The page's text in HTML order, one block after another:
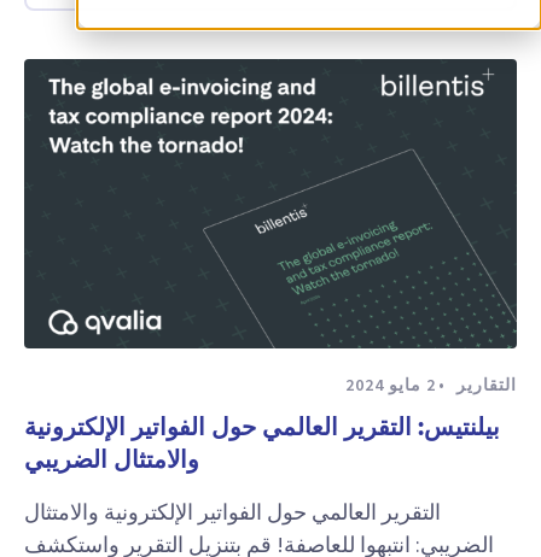
التقارير 2 مايو 2024
بيلنتيس: التقرير العالمي حول الفواتير الإلكترونية
والامتثال الضريبي
التقرير العالمي حول الفواتير الإلكترونية والامتثال
الضريبي: انتبهوا للعاصفة! قم بتنزيل التقرير واستكشف